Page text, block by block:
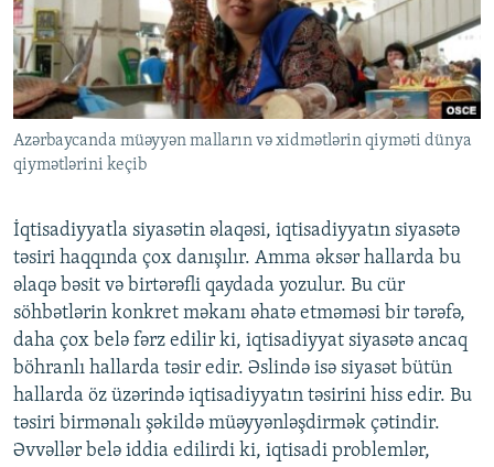
İNFOQRAFIKA
KARIKATURA
AZƏRBAYCAN ƏDƏBIYYATI KITABXANASI
İSLAM VƏ DEMOKRATIYA
İZ - MƏDƏNIYYƏT PROQRAMI
MISSIYAMIZ
PEŞƏ ETIKASI VƏ JURNALISTIKA STANDARTLARIMIZ
MATERIALLARIMIZDAN ISTIFADƏ
AZADLIQRADIOSU MOBIL TELEFONUNUZDA
XƏBƏR BÜLLETENLƏRIMIZ
BIZI IZLƏ
RFE/RL-in bütün saytları
Azərbaycanda müəyyən malların və xidmətlərin qiyməti dünya
qiymətlərini keçib
İqtisadiyyatla siyasətin əlaqəsi, iqtisadiyyatın siyasətə
təsiri haqqında çox danışılır. Amma əksər hallarda bu
əlaqə bəsit və birtərəfli qaydada yozulur. Bu cür
söhbətlərin konkret məkanı əhatə etməməsi bir tərəfə,
daha çox belə fərz edilir ki, iqtisadiyyat siyasətə ancaq
böhranlı hallarda təsir edir. Əslində isə siyasət bütün
hallarda öz üzərində iqtisadiyyatın təsirini hiss edir. Bu
təsiri birmənalı şəkildə müəyyənləşdirmək çətindir.
Əvvəllər belə iddia edilirdi ki, iqtisadi problemlər,